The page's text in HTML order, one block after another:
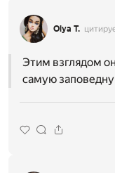
Olya T.
Этим взглядом
самую